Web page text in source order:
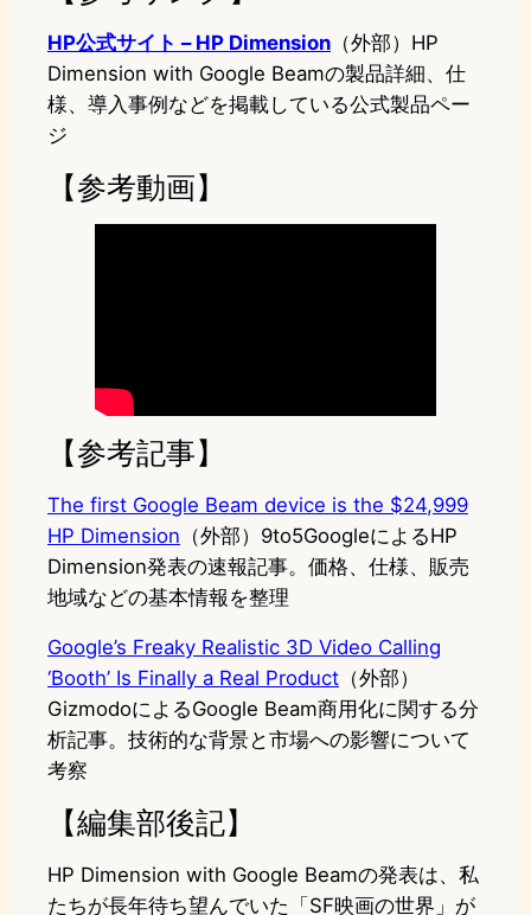
HP公式サイト – HP Dimension （外部）HP
Dimension with Google Beamの製品詳細、仕
様、導入事例などを掲載している公式製品ペー
ジ
【参考動画】
【参考記事】
The first Google Beam device is the $24,999
HP Dimension （外部）9to5GoogleによるHP
Dimension発表の速報記事。価格、仕様、販売
地域などの基本情報を整理
Google’s Freaky Realistic 3D Video Calling
‘Booth’ Is Finally a Real Product （外部）
GizmodoによるGoogle Beam商用化に関する分
析記事。技術的な背景と市場への影響について
考察
【編集部後記】
HP Dimension with Google Beamの発表は、私
たちが長年待ち望んでいた「SF映画の世界」が